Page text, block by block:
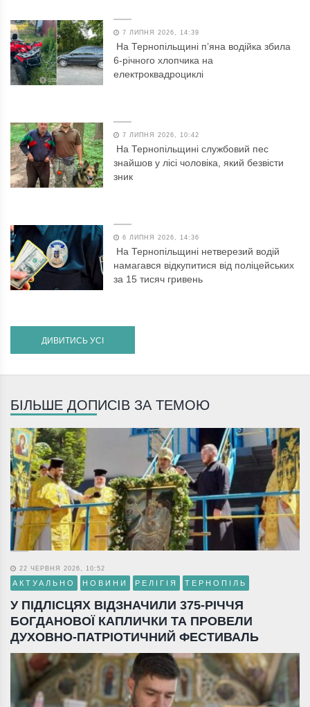
7 ЛИПНЯ 2026, 14:39
На Тернопільщині п’яна водійка збила
6-річного хлопчика на
електроквадроциклі
7 ЛИПНЯ 2026, 10:42
На Тернопільщині службовий пес
знайшов у лісі чоловіка, який безвісти
зник
6 ЛИПНЯ 2026, 14:36
На Тернопільщині нетверезий водій
намагався відкупитися від поліцейських
за 15 тисяч гривень
ДИВИТИСЬ УСІ
БІЛЬШЕ ДОПИСІВ ЗА ТЕМОЮ
22 ЧЕРВНЯ 2026, 10:52
АКТУАЛЬНО НОВИНИ РЕЛІГІЯ ТЕРНОПІЛЬ
У ПІДЛІСЦЯХ ВІДЗНАЧИЛИ 375-РІЧЧЯ
БОГДАНОВОЇ КАПЛИЧКИ ТА ПРОВЕЛИ
ДУХОВНО-ПАТРІОТИЧНИЙ ФЕСТИВАЛЬ